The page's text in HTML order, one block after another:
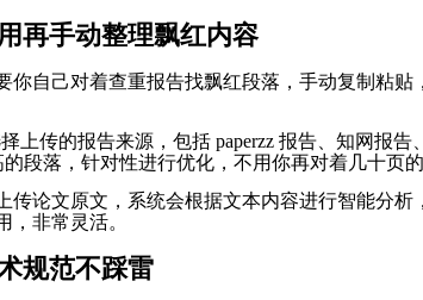
再手动整理飘红内容
你自己对着查重报告找飘红段落，手动复制粘
上传的报告来源，包括 paperzz 报告、知网报
段落，针对性进行优化，不用你再对着几十页
传论文原文，系统会根据文本内容进行智能分
，非常灵活。
规范不踩雷